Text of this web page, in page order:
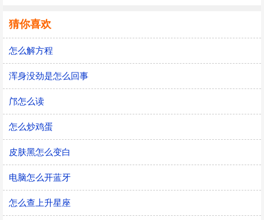
猜你喜欢
怎么解方程
浑身没劲是怎么回事
邝怎么读
怎么炒鸡蛋
皮肤黑怎么变白
电脑怎么开蓝牙
怎么查上升星座